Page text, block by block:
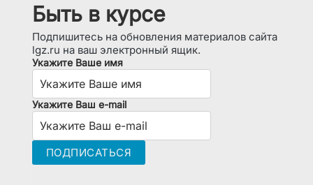
Быть в курсе
Подпишитесь на обновления материалов сайта
lgz.ru на ваш электронный ящик.
Укажите Ваше имя
Укажите Ваш e-mail